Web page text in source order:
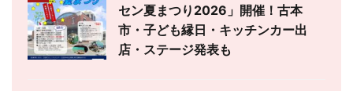
セン夏まつり2026」開催！古本
市・子ども縁日・キッチンカー出
店・ステージ発表も